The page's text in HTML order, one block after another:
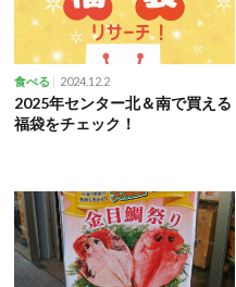
食べる 2024.12.2
2025年センター北＆南で買える
福袋をチェック！